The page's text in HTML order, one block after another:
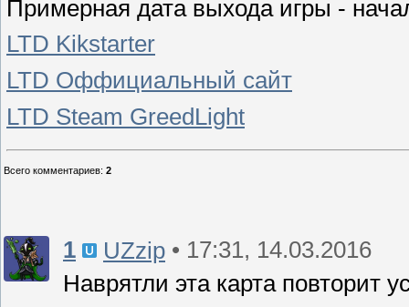
Примерная дата выхода игры -
LTD Kikstarter
LTD Оффициальный сайт
LTD Steam GreedLight
Всего комментариев: 2
1 UZzip • 17:31, 14.03.2016
Наврятли эта карта повторит